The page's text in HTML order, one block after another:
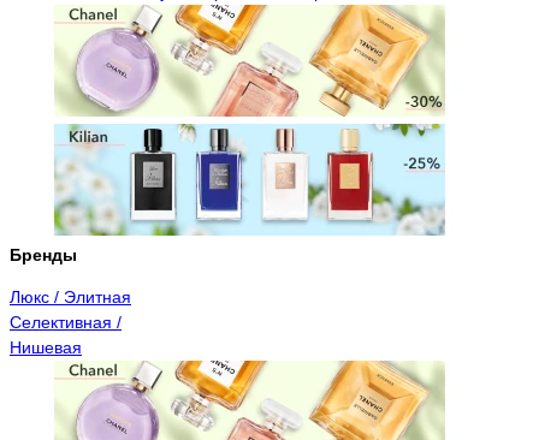
Бренды
Люкс / Элитная
Селективная /
Нишевая